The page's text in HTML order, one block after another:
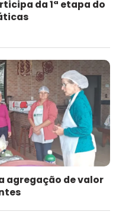
da 1ª etapa do
agregação de valor